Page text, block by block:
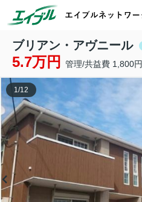
ブリアン・アヴニール
5.7万円 管理/共益費 1,800円
1/12